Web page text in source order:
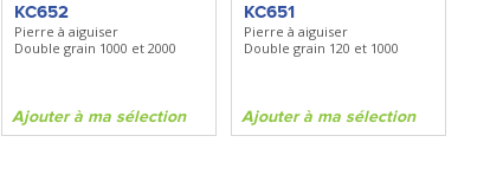
KC652
Pierre à aiguiser
Double grain 1000 et 2000
Ajouter à ma sélection
KC651
Pierre à aiguiser
Double grain 120 et 1000
Ajouter à ma sélection